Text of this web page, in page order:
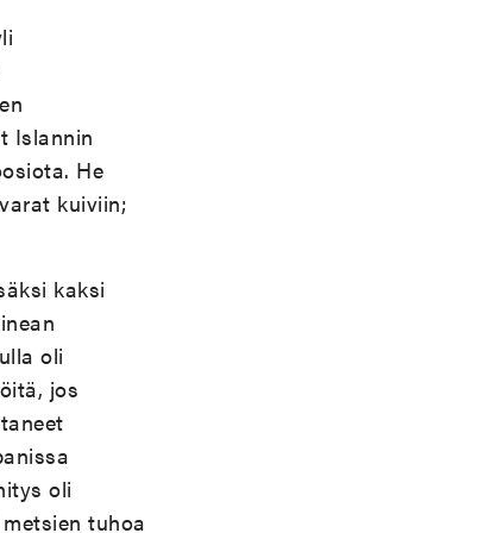
Islannin
He
kuiviin;
kaksi
oli
jos
oli
tuhoa